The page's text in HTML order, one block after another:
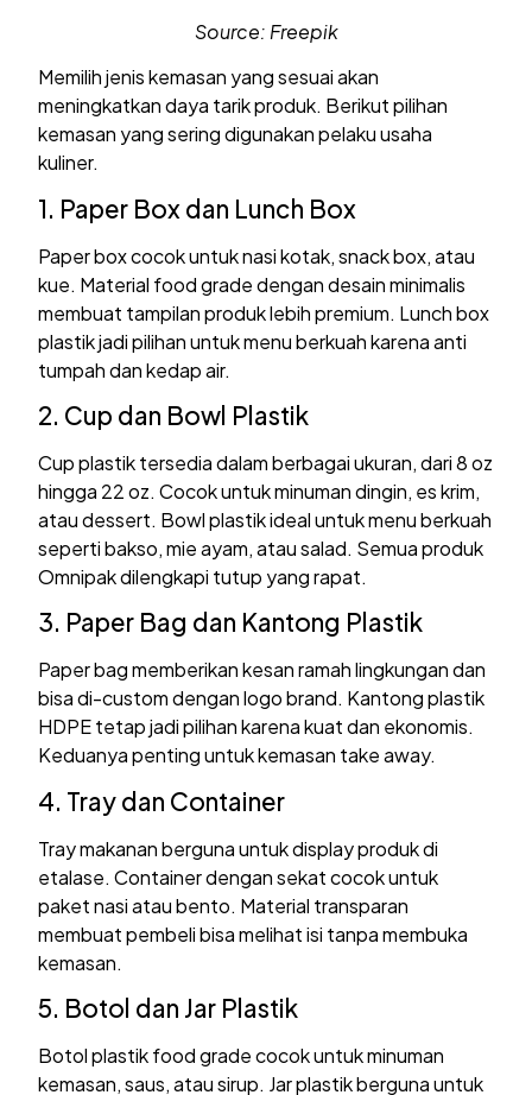
Source: Freepik
Memilih jenis kemasan yang sesuai akan
meningkatkan daya tarik produk. Berikut pilihan
kemasan yang sering digunakan pelaku usaha
kuliner.
1. Paper Box dan Lunch Box
Paper box cocok untuk nasi kotak, snack box, atau
kue. Material food grade dengan desain minimalis
membuat tampilan produk lebih premium. Lunch box
plastik jadi pilihan untuk menu berkuah karena anti
tumpah dan kedap air.
2. Cup dan Bowl Plastik
Cup plastik tersedia dalam berbagai ukuran, dari 8 oz
hingga 22 oz. Cocok untuk minuman dingin, es krim,
atau dessert. Bowl plastik ideal untuk menu berkuah
seperti bakso, mie ayam, atau salad. Semua produk
Omnipak dilengkapi tutup yang rapat.
3. Paper Bag dan Kantong Plastik
Paper bag memberikan kesan ramah lingkungan dan
bisa di-custom dengan logo brand. Kantong plastik
HDPE tetap jadi pilihan karena kuat dan ekonomis.
Keduanya penting untuk kemasan take away.
4. Tray dan Container
Tray makanan berguna untuk display produk di
etalase. Container dengan sekat cocok untuk
paket nasi atau bento. Material transparan
membuat pembeli bisa melihat isi tanpa membuka
kemasan.
5. Botol dan Jar Plastik
Botol plastik food grade cocok untuk minuman
kemasan, saus, atau sirup. Jar plastik berguna untuk